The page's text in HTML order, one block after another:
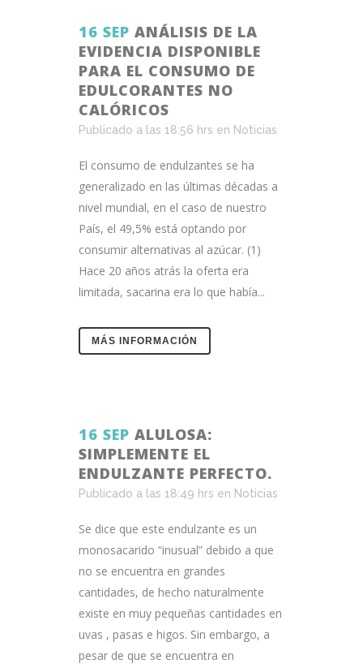
16 SEP ANÁLISIS DE LA
EVIDENCIA DISPONIBLE
PARA EL CONSUMO DE
EDULCORANTES NO
CALÓRICOS
Publicado a las 18:56 hrs en Noticias
El consumo de endulzantes se ha
generalizado en las últimas décadas a
nivel mundial, en el caso de nuestro
País, el 49,5% está optando por
consumir alternativas al azúcar. (1)
Hace 20 años atrás la oferta era
limitada, sacarina era lo que había...
MÁS INFORMACIÓN
16 SEP ALULOSA:
SIMPLEMENTE EL
ENDULZANTE PERFECTO.
Publicado a las 18:49 hrs en Noticias
Se dice que este endulzante es un
monosacarido “inusual” debido a que
no se encuentra en grandes
cantidades, de hecho naturalmente
existe en muy pequeñas cantidades en
uvas , pasas e higos. Sin embargo, a
pesar de que se encuentra en